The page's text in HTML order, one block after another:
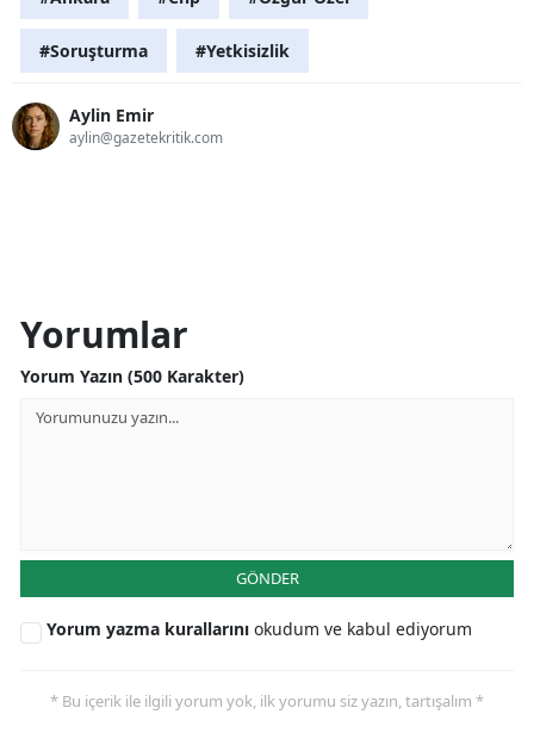
#Soruşturma #Yetkisizlik
Aylin Emir
aylin@gazetekritik.com
Yorumlar
Yorum Yazın (500 Karakter)
GÖNDER
Yorum yazma kurallarını okudum ve kabul ediyorum
* Bu içerik ile ilgili yorum yok, ilk yorumu siz yazın, tartışalım *